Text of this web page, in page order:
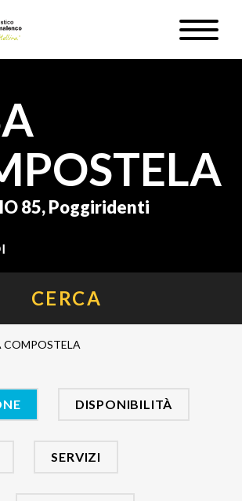
Toggle
& METEO
85, Poggiridenti
CERCA
COMPOSTELA
DISPONIBILITÀ
SERVIZI